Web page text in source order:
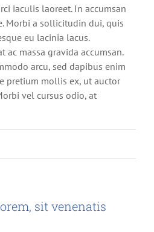
iaculis laoreet. In accumsan
Morbi a sollicitudin dui, quis
eu lacinia lacus.
ac massa gravida accumsan.
arcu, sed dapibus enim
pretium mollis ex, ut auctor
vel cursus odio, at
sit venenatis